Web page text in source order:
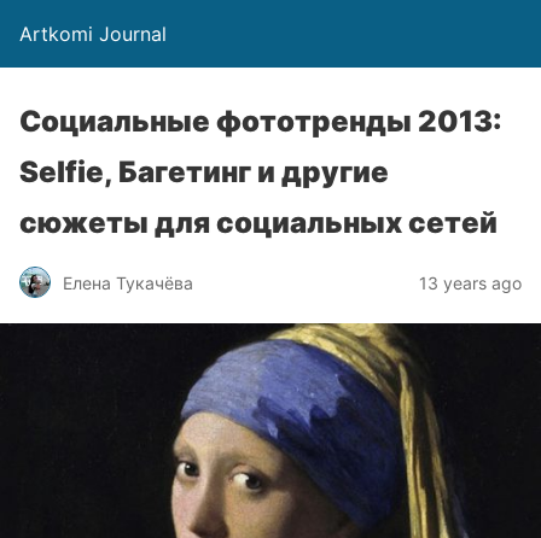
Artkomi Journal
Социальные фототренды 2013:
Selfie, Багетинг и другие
сюжеты для социальных сетей
Елена Тукачёва 13 years ago